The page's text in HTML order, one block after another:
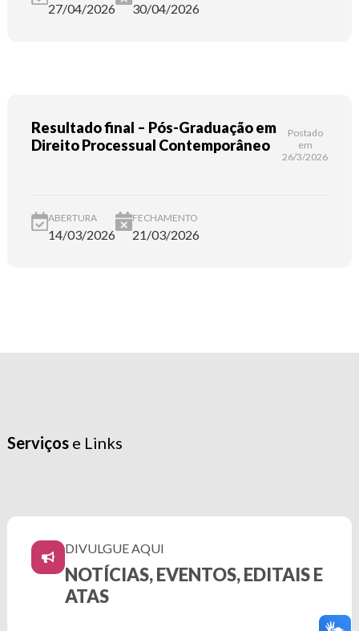
27/04/2026 30/04/2026
Resultado final – Pós-Graduação em
Direito Processual Contemporâneo
Postado
em
26/3/2026
ABERTURA
14/03/2026
FECHAMENTO
21/03/2026
Serviçose Links
DIVULGUE AQUI
NOTÍCIAS, EVENTOS, EDITAIS E
ATAS